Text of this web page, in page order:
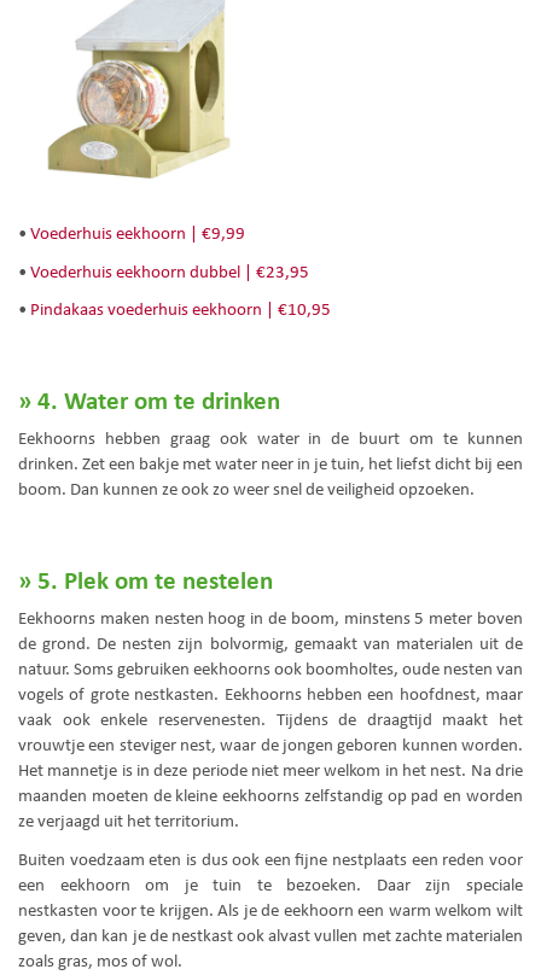
• Voederhuis eekhoorn | €9,99
• Voederhuis eekhoorn dubbel | €23,95
• Pindakaas voederhuis eekhoorn | €10,95
» 4. Water om te drinken
Eekhoorns hebben graag ook water in de buurt om te kunnen
drinken. Zet een bakje met water neer in je tuin, het liefst dicht bij een
boom. Dan kunnen ze ook zo weer snel de veiligheid opzoeken.
» 5. Plek om te nestelen
Eekhoorns maken nesten hoog in de boom, minstens 5 meter boven
de grond. De nesten zijn bolvormig, gemaakt van materialen uit de
natuur. Soms gebruiken eekhoorns ook boomholtes, oude nesten van
vogels of grote nestkasten. Eekhoorns hebben een hoofdnest, maar
vaak ook enkele reservenesten. Tijdens de draagtijd maakt het
vrouwtje een steviger nest, waar de jongen geboren kunnen worden.
Het mannetje is in deze periode niet meer welkom in het nest. Na drie
maanden moeten de kleine eekhoorns zelfstandig op pad en worden
ze verjaagd uit het territorium.
Buiten voedzaam eten is dus ook een fijne nestplaats een reden voor
een eekhoorn om je tuin te bezoeken. Daar zijn speciale
nestkasten voor te krijgen. Als je de eekhoorn een warm welkom wilt
geven, dan kan je de nestkast ook alvast vullen met zachte materialen
zoals gras, mos of wol.